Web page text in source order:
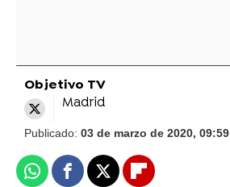
Objetivo TV
Madrid
Publicado: 03 de marzo de 2020, 09:59
WhatsappFacebook
X Flipboard